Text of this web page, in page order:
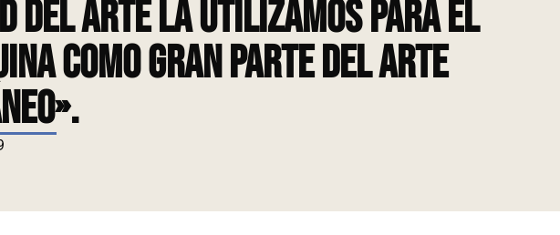
del arte la utilizamos para el
como gran parte del arte